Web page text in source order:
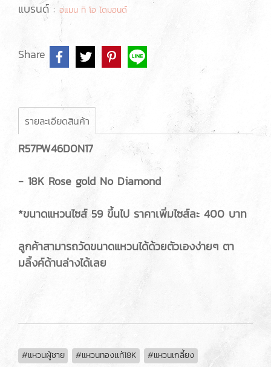
แบรนด์ : อแมน ทิ โอ ไดมอนด์
Share
รายละเอียดสินค้า
R57PW46D0N17
- 18K Rose gold No Diamond
*ขนาดแหวนไซส์ 59 ขึ้นไป ราคาเพิ่มไซส์ละ 400 บาท
ลูกค้าสามารถวัดขนาดแหวนได้ด้วยตัวเองง่ายๆ ตา
มลิ้งค์ด้านล่างได้เลย
#แหวนผู้ชาย #แหวนทองเเท้18K #แหวนเกลี้ยง